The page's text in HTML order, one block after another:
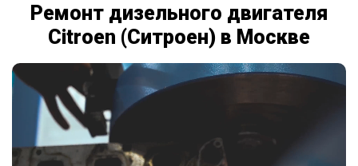
Ремонт дизельного двигателя
Citroen (Ситроен) в Москве